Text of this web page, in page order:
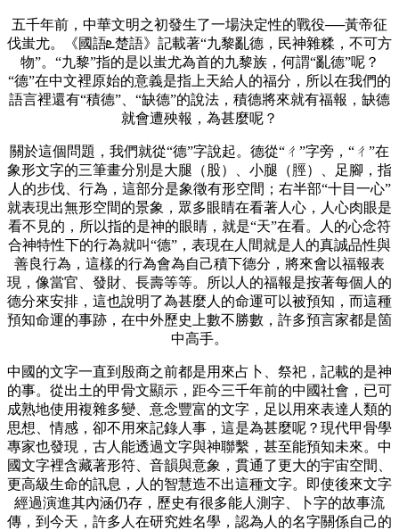
五千年前，中華文明之初發生了一場決定性的戰役──黃帝征
伐蚩尤。《國語ܧ楚語》記載著“九黎亂德，民神雜糅，不可方
物”。“九黎”指的是以蚩尤為首的九黎族，何謂“亂德”呢？
“德”在中文裡原始的意義是指上天給人的福分，所以在我們的
語言裡還有“積德”、“缺德”的說法，積德將來就有福報，缺德
就會遭殃報，為甚麼呢？
關於這個問題，我們就從“德”字說起。德從“ㄔ”字旁，“ㄔ”在
象形文字的三筆畫分別是大腿（股）、小腿（脛）、足腳，指
人的步伐、行為，這部分是象徵有形空間；右半部“十目一心”
就表現出無形空間的景象，眾多眼睛在看著人心，人心肉眼是
看不見的，所以指的是神的眼睛，就是“天”在看。人的心念符
合神特性下的行為就叫“德”，表現在人間就是人的真誠品性與
善良行為，這樣的行為會為自己積下德分，將來會以福報表
現，像當官、發財、長壽等等。所以人的福報是按著每個人的
德分來安排，這也說明了為甚麼人的命運可以被預知，而這種
預知命運的事跡，在中外歷史上數不勝數，許多預言家都是箇
中高手。
中國的文字一直到殷商之前都是用來占卜、祭祀，記載的是神
的事。從出土的甲骨文顯示，距今三千年前的中國社會，已可
成熟地使用複雜多變、意念豐富的文字，足以用來表達人類的
思想、情感，卻不用來記錄人事，這是為甚麼呢？現代甲骨學
專家也發現，古人能透過文字與神聯繫，甚至能預知未來。中
國文字裡含藏著形符、音韻與意象，貫通了更大的宇宙空間、
更高級生命的訊息，人的智慧造不出這種文字。即使後來文字
經過演進其內涵仍存，歷史有很多能人測字、卜字的故事流
傳，到今天，許多人在研究姓名學，認為人的名字關係自己的